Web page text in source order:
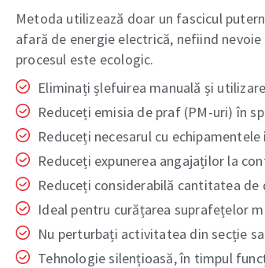
Metoda utilizează doar un fascicul
afară de energie electrică, nefiind
procesul este ecologic.
Eliminați șlefuirea manuală și
Reduceți emisia de praf (PM-uri) în
Reduceți necesarul cu
Reduceți expunerea angajaților la
Reduceți considerabilă cantitatea
Ideal pentru curățarea suprafețelor
Nu perturbați activitatea din secție
Tehnologie silențioasă, în timpul